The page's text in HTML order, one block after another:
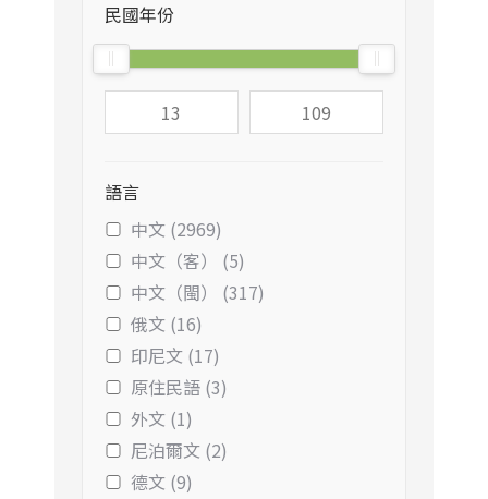
民國年份
語言
中文 (2969)
中文（客） (5)
中文（閩） (317)
俄文 (16)
印尼文 (17)
原住民語 (3)
外文 (1)
尼泊爾文 (2)
德文 (9)